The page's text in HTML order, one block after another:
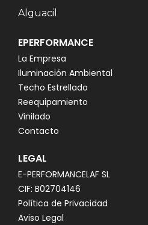
Alguacil
EPERFORMANCE
La Empresa
Iluminación Ambiental
Techo Estrellado
Reequipamiento
Vinilado
Contacto
LEGAL
E-PERFORMANCELAF SL
CIF: B02704146
Política de Privacidad
Aviso Legal